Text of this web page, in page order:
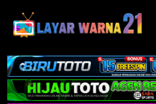
content